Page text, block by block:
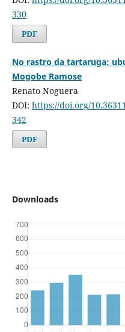
330
PDF
No rastro da tartaruga:
Mogobe Ramose
Renato Noguera
DOI: https://doi.org/
342
PDF
Downloads